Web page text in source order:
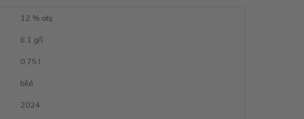
12 % obj.
6,1 g/l
0,75 l
bílé
2024